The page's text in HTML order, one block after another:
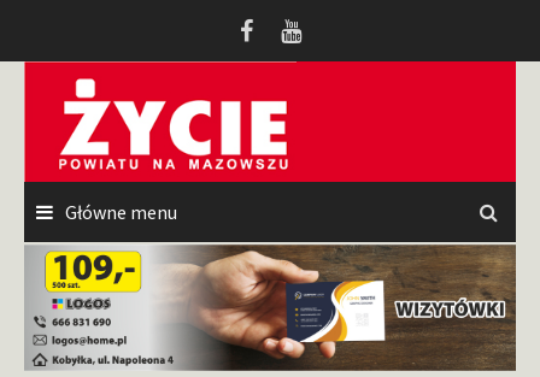
Główne menu